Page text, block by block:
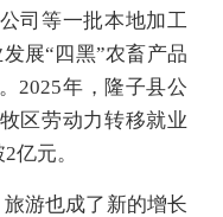
司等一批本地加工
展“四黑”农畜产品
2025年，隆子县公
区劳动力转移就业
亿元。
游也成了新的增长